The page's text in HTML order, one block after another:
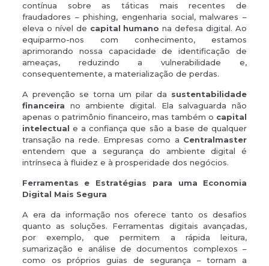
contínua sobre as táticas mais recentes de
fraudadores – phishing, engenharia social, malwares –
eleva o nível de capital humano na defesa digital. Ao
equiparmo-nos com conhecimento, estamos
aprimorando nossa capacidade de identificação de
ameaças, reduzindo a vulnerabilidade e,
consequentemente, a materialização de perdas.
A prevenção se torna um pilar da sustentabilidade
financeira no ambiente digital. Ela salvaguarda não
apenas o patrimônio financeiro, mas também o capital
intelectual e a confiança que são a base de qualquer
transação na rede. Empresas como a Centralmaster
entendem que a segurança do ambiente digital é
intrínseca à fluidez e à prosperidade dos negócios.
Ferramentas e Estratégias para uma Economia
Digital Mais Segura
A era da informação nos oferece tanto os desafios
quanto as soluções. Ferramentas digitais avançadas,
por exemplo, que permitem a rápida leitura,
sumarização e análise de documentos complexos –
como os próprios guias de segurança – tornam a